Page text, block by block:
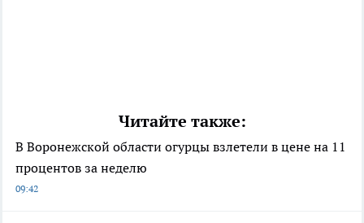
Читайте также:
В Воронежской области огурцы взлетели в цене на 11
процентов за неделю
09:42